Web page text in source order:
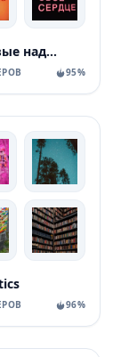
Красивые надписи
95%
96%